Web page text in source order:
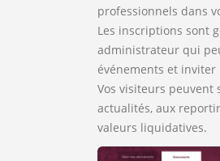
professionnels dans
Les inscriptions sont
administrateur qui
événements et
Vos visiteurs peuvent
actualités, aux
valeurs liquidatives.